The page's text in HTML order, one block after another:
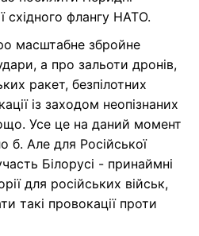
східного флангу НАТО.
масштабне збройне
а про зальоти дронів,
ракет, безпілотних
із заходом неопізнаних
Усе це на даний момент
б. Але для Російської
Білорусі - принаймні
для російських військ,
такі провокації проти